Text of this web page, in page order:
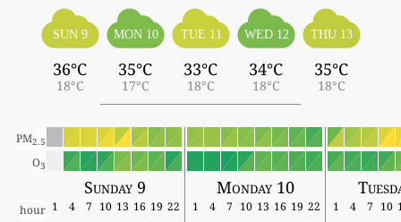
SUN 9
36°C
18°C
MON 10
35°C
17°C
TUE 11
33°C
18°C
WED 12
34°C
18°C
THU 13
35°C
18°C
PM2.5
O3
Sunday 9 Monday 10
hour 1 4 7 10 13 16 19 22 1 4 7 10 13 16 19 22 1 4 7 10